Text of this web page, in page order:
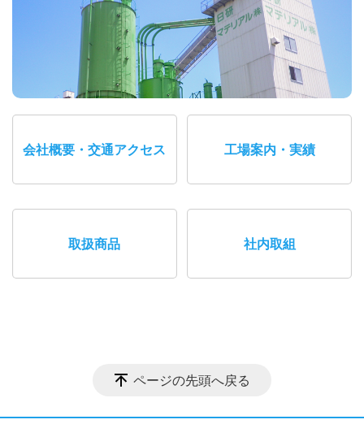
会社概要・交通アクセス 工場案内・実績
取扱商品 社内取組
ページの先頭へ戻る